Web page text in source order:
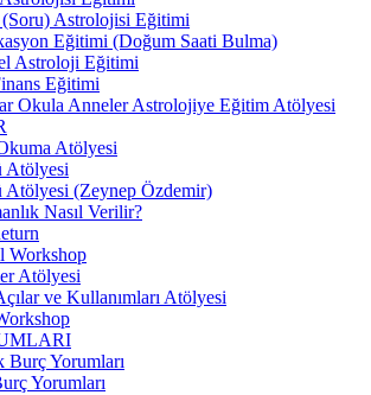
Astrolojisi Eğitimi
Eğitimi (Doğum Saati Bulma)
Astroloji Eğitimi
Eğitimi
Okula Anneler Astrolojiye Eğitim Atölyesi
Atölyesi
Atölyesi
Atölyesi (Zeynep Özdemir)
Nasıl Verilir?
Workshop
Atölyesi
ve Kullanımları Atölyesi
Burç Yorumları
Yorumları